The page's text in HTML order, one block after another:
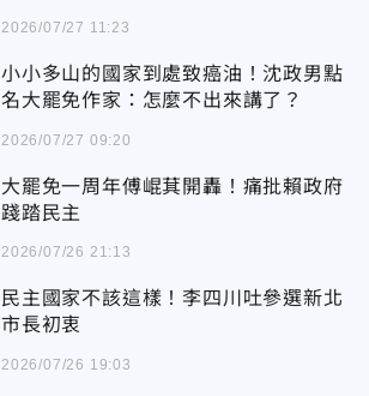
2026/07/27 11:23
小小多山的國家到處致癌油！沈政男點
名大罷免作家：怎麼不出來講了？
2026/07/27 09:20
大罷免一周年傅崐萁開轟！痛批賴政府
踐踏民主
2026/07/26 21:13
民主國家不該這樣！李四川吐參選新北
市長初衷
2026/07/26 19:03